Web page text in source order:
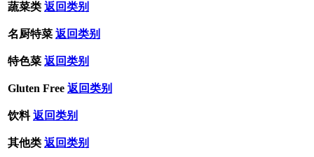
蔬菜类 返回类别
名厨特菜 返回类别
特色菜 返回类别
Gluten Free 返回类别
饮料 返回类别
其他类 返回类别